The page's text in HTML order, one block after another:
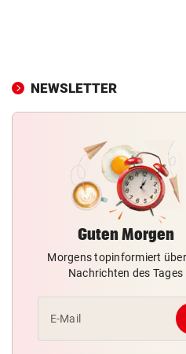
NEWSLETTER
Guten Morgen
Morgens topinformiert
Nachrichten des Tages
E-Mail